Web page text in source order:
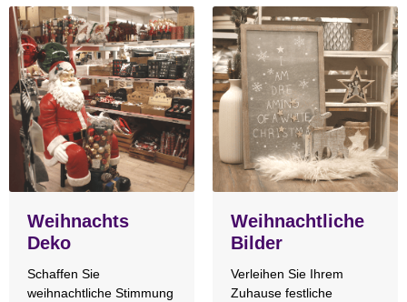
Weihnachts
Deko
Schaffen Sie
weihnachtliche Stimmung
Weihnachtliche
Bilder
Verleihen Sie Ihrem
Zuhause festliche